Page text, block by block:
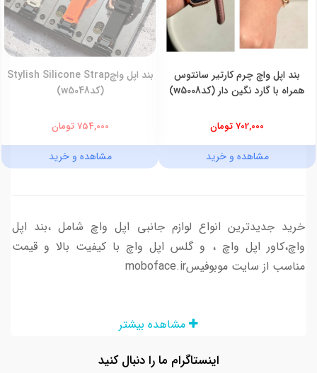
بند اپل واچ چرم کارتیر سانتوس
همراه با گارد نگین دار (کدw5008)
702,000 تومان
مشاهده و خرید
بند اپل واچStylish Silicone Strap
(کدw5048)
754,000 تومان
مشاهده و خرید
خرید جدیدترین انواع لوازم جانبی اپل واچ شامل ،بند اپل
واچ،کاور اپل واچ ، و گلس اپل واچ با کیفیت بالا و قیمت
مناسب از سایت موبوفیسmoboface.ir
مشاهده بیشتر
اینستاگرام ما را دنبال کنید